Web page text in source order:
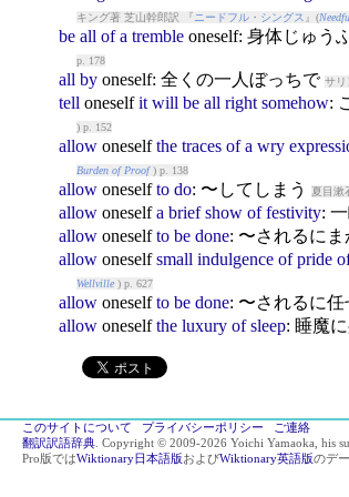
キング著 芝山幹郎訳 『 ニードフル・シングス 』(
be all of a tremble oneself: 身体じゅう
p. 178
all by oneself: 全くの一人ぼっちで サリ
tell oneselfit will be all right somehow:
) p. 152
allow oneselfthe traces of a wry
Burden of Proof) p. 138
allow oneselfto do: 〜してしまう 夏目漱
allow oneselfa brief show of festivity:
allow oneselfto be done: 〜されるにま
allow oneselfsmall indulgence of pride
Wellville) p. 627
allow oneselfto be done: 〜されるに任
allow oneselfthe luxury of sleep: 睡魔
このサイトについて プライバシーポリシー
ご連絡
翻訳訳語辞典 . Copyright © 2009-2026 Yoichi Yamaoka, his
Pro版ではWiktionary日本語版およびWiktionary英語版のデ